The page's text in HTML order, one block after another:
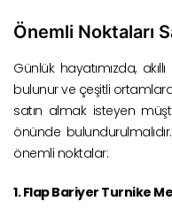
Önemli Noktaları
Günlük hayatımızda,
bulunur ve çeşitli
satın almak isteyen
önünde
önemli noktalar:
1. Flap Bariyer Turnike